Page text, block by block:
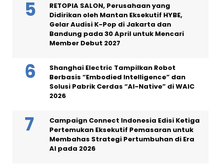
RETOPIA SALON, Perusahaan yang
Didirikan oleh Mantan Eksekutif HYBE,
Gelar Audisi K-Pop di Jakarta dan
Bandung pada 30 April untuk Mencari
Member Debut 2027
Shanghai Electric Tampilkan Robot
Berbasis “Embodied Intelligence” dan
Solusi Pabrik Cerdas “AI-Native” di WAIC
2026
Campaign Connect Indonesia Edisi Ketiga
Pertemukan Eksekutif Pemasaran untuk
Membahas Strategi Pertumbuhan di Era
AI pada 2026